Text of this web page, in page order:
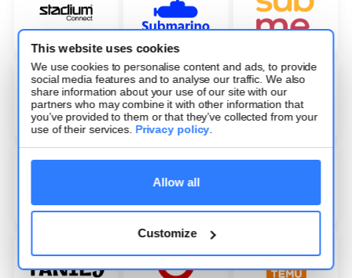
This website uses cookies
We use cookies to personalise content and ads, to provide
social media features and to analyse our traffic. We also
share information about your use of our site with our
partners who may combine it with other information that
you’ve provided to them or that they’ve collected from your
use of their services. Privacy policy.
Allow all
Customize